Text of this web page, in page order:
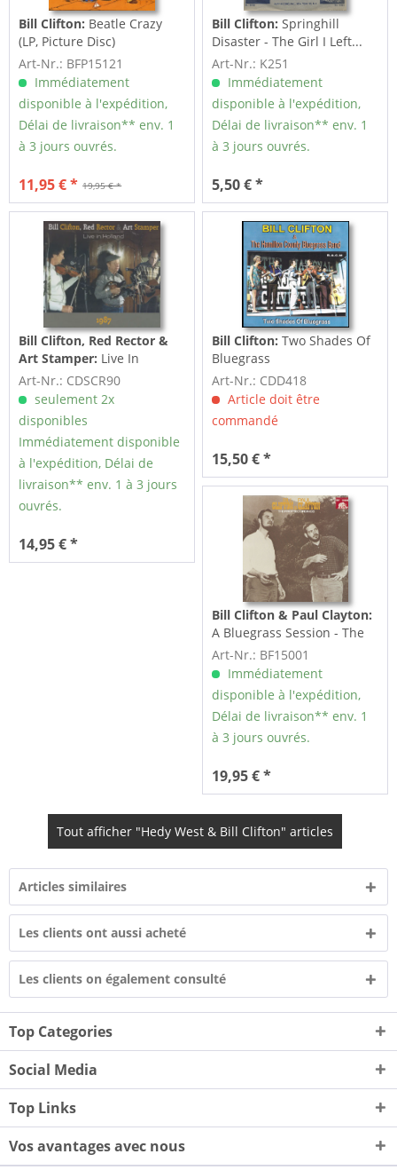
Bill Clifton: Beatle Crazy
(LP, Picture Disc)
Art-Nr.: BFP15121
Immédiatement
disponible à l'expédition,
Délai de livraison** env. 1
à 3 jours ouvrés.
19,95 € *
11,95 € *
Bill Clifton:Springhill
Disaster - The Girl I Left...
7inch,...
Art-Nr.: K251
Immédiatement
disponible à l'expédition,
Délai de livraison** env. 1
à 3 jours ouvrés.
5,50 € *
Bill Clifton, Red Rector &
Art Stamper: Live In
Holland 1987 (CD)
Art-Nr.: CDSCR90
seulement 2x
disponibles
Immédiatement disponible
à l'expédition, Délai de
livraison** env. 1 à 3 jours
ouvrés.
14,95 € *
Bill Clifton:Two Shades Of
Bluegrass
Art-Nr.: CDD418
Article doit être
commandé
15,50 € *
Bill Clifton & Paul Clayton:
A Bluegrass Session - The
First Recordings (LP)
Art-Nr.: BF15001
Immédiatement
disponible à l'expédition,
Délai de livraison** env. 1
à 3 jours ouvrés.
19,95 € *
Tout afficher "Hedy West & Bill Clifton" articles
Articles similaires
Les clients ont aussi acheté
Les clients on également consulté
Top Categories
Social Media
Top Links
Vos avantages avec nous